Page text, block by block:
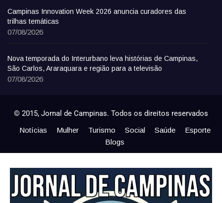
Campinas Innovation Week 2026 anuncia curadores das
trilhas temáticas
07/08/2026
Nova temporada do Interurbano leva histórias de Campinas,
São Carlos, Araraquara e região para a televisão
07/08/2026
© 2015, Jornal de Campinas. Todos os direitos reservados
Notícias Mulher Turismo Social Saúde
Esporte
Blogs